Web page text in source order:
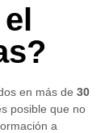
en más de 30
posible que no
a